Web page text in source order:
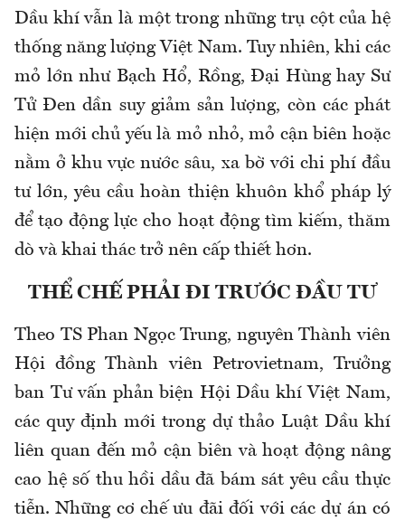
Dầu khí vẫn là một trong những trụ cột của hệ
thống năng lượng Việt Nam. Tuy nhiên, khi các
mỏ lớn như Bạch Hổ, Rồng, Đại Hùng hay Sư
Tử Đen dần suy giảm sản lượng, còn các phát
hiện mới chủ yếu là mỏ nhỏ, mỏ cận biên hoặc
nằm ở khu vực nước sâu, xa bờ với chi phí đầu
tư lớn, yêu cầu hoàn thiện khuôn khổ pháp lý
để tạo động lực cho hoạt động tìm kiếm, thăm
dò và khai thác trở nên cấp thiết hơn.
THỂ CHẾ PHẢI ĐI TRƯỚC ĐẦU TƯ
Theo TS Phan Ngọc Trung, nguyên Thành viên
Hội đồng Thành viên Petrovietnam, Trưởng
ban Tư vấn phản biện Hội Dầu khí Việt Nam,
các quy định mới trong dự thảo Luật Dầu khí
liên quan đến mỏ cận biên và hoạt động nâng
cao hệ số thu hồi dầu đã bám sát yêu cầu thực
tiễn. Những cơ chế ưu đãi đối với các dự án có